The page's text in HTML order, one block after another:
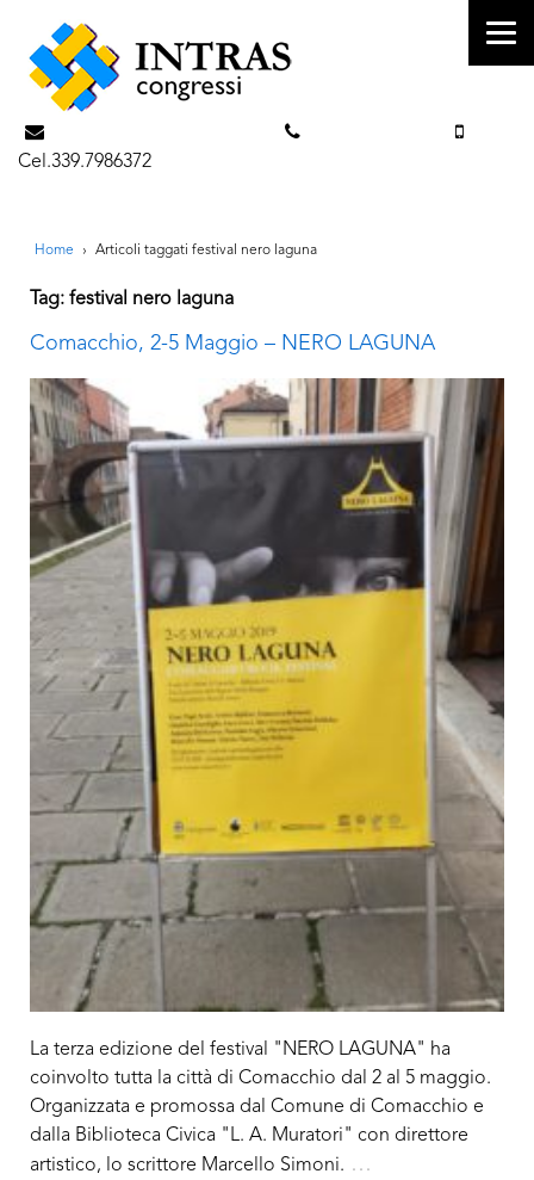
Cel.339.7986372
Home › Articoli taggati festival nero laguna
Tag: festival nero laguna
Comacchio, 2-5 Maggio – NERO LAGUNA
La terza edizione del festival "NERO LAGUNA" ha
coinvolto tutta la città di Comacchio dal 2 al 5 maggio.
Organizzata e promossa dal Comune di Comacchio e
dalla Biblioteca Civica "L. A. Muratori" con direttore
artistico, lo scrittore Marcello Simoni. …